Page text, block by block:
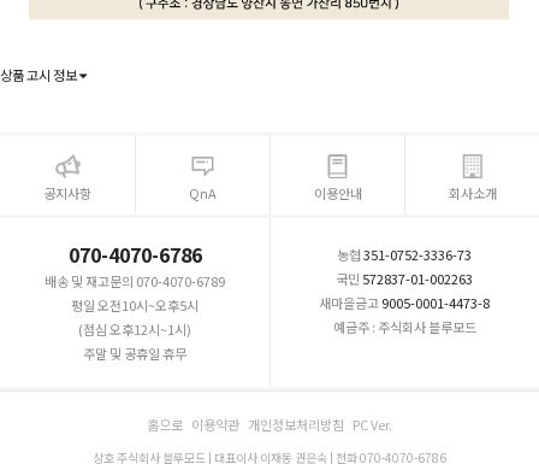
상품 고시 정보
공지사항 QnA 이용안내 회사소개
070-4070-6786
배송 및 재고문의 070-4070-6789
평일 오전10시~오후5시
(점심 오후12시~1시)
주말 및 공휴일 휴무
농협351-0752-3336-73
국민 572837-01-002263
새마을금고9005-0001-4473-8
예금주 : 주식회사 블루모드
홈으로 이용약관 개인정보처리방침 PC Ver.
상호 주식회사 블루모드 | 대표이사 이재동 권은숙 | 전화 070-4070-6786